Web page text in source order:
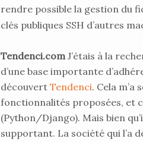
rendre possible la gestion du
clés publiques SSH d’autres
Tendenci.comJ’étais à la
d’une base importante
découvert Tendenci. Cela
fonctionnalités proposées, et
(Python/Django). Mais bien
supportant. La société qui l’a